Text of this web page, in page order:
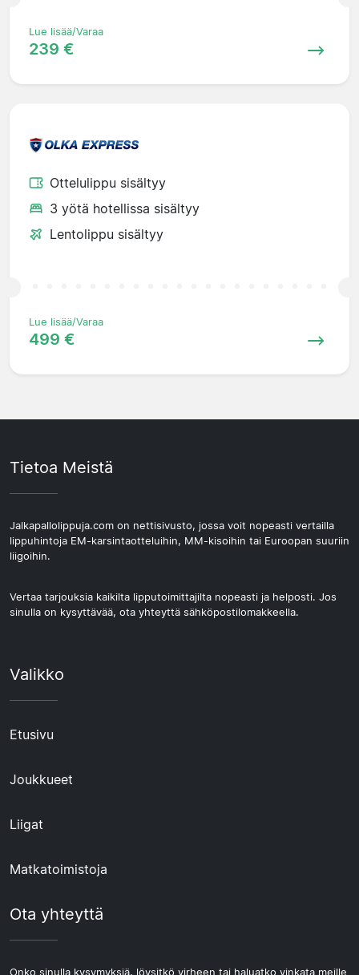
Lue lisää/Varaa
239 €
Ottelulippu sisältyy
3 yötä hotellissa sisältyy
Lentolippu sisältyy
Lue lisää/Varaa
499 €
Tietoa Meistä
Jalkapallolippuja.com on nettisivusto, jossa voit nopeasti vertailla
lippuhintoja EM-karsintaotteluihin, MM-kisoihin tai Euroopan suuriin
liigoihin.
Vertaa tarjouksia kaikilta lipputoimittajilta nopeasti ja helposti. Jos
sinulla on kysyttävää, ota yhteyttä sähköpostilomakkeella.
Valikko
Etusivu
Joukkueet
Liigat
Matkatoimistoja
Ota yhteyttä
Onko sinulla kysymyksiä, löysitkö virheen tai haluatko vinkata meille